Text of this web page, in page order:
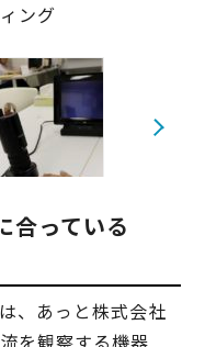
ング
合っている
、あっと株式会社